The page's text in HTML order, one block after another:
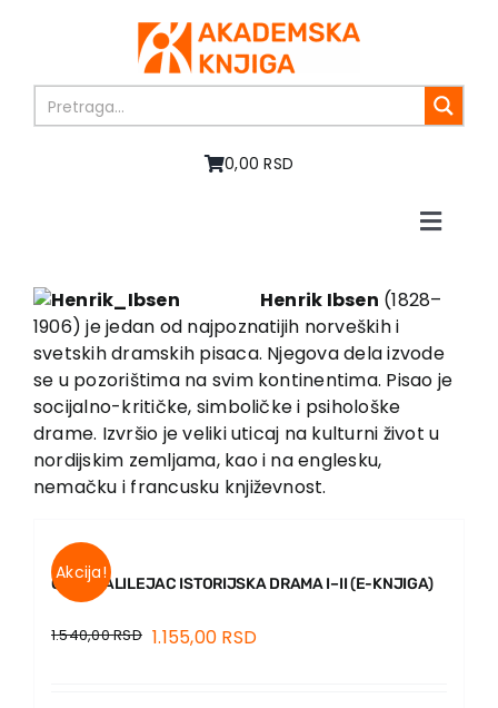
0,00 RSD
Toggle
About us
Books
In preparation
Sale
Authors
News
Contact
Henrik Ibsen (1828–
1906) je jedan od najpoznatijih norveških i
svetskih dramskih pisaca. Njegova dela izvode
se u pozorištima na svim kontinentima. Pisao je
socijalno-kritičke, simboličke i psihološke
drame. Izvršio je veliki uticaj na kulturni život u
nordijskim zemljama, kao i na englesku,
nemačku i francusku književnost.
Akcija!
CAR I GALILEJAC ISTORIJSKA DRAMA I–II (E-KNJIGA)
1.540,00RSD 1.155,00 RSD